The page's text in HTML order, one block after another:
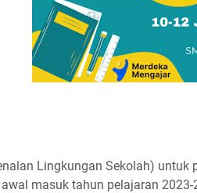
Lingkungan Sekolah) untuk
masuk tahun pelajaran